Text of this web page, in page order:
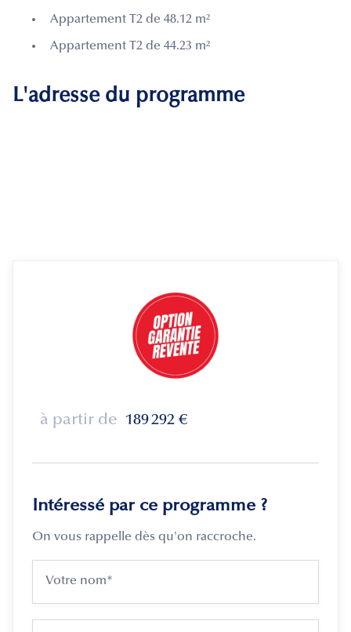
Appartement T2 de 48.12 m²
Appartement T2 de 44.23 m²
L'adresse du programme
à partir de 189 292 €
Intéressé par ce programme ?
On vous rappelle dès qu'on raccroche.